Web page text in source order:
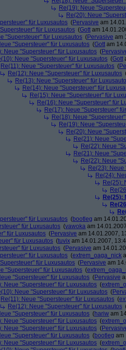
Re(19): Neue
Re(20): Neue
für Luxusautos (Pervasive am
für Luxusautos (Gott am
"Supersteuer" für Luxusautos (Pervasive am
"Supersteuer" für Luxusautos (Gott am
Neue "Supersteuer" für Luxusautos (
Neue "Supersteuer" für Luxusautos (Gott
Re(11): Neue "Supersteuer" für Luxusautos (
Re(12): Neue "Supersteuer" für Luxusautos
Re(13): Neue "Supersteuer" für
Re(14): Neue "Supersteuer" für
Re(15): Neue "Supersteuer" für
Re(16): Neue "Supersteuer" für
Re(17): Neue "Supersteuer"
Re(18): Neue
Re(19): Neue
Re(20): Neue
Re(21): Neue
Re(22): Neue
Re(21): Neue
Re(22): Neue
Re(23):
Re(24):
Re(25):
Re(25):
für Luxusautos (bootleg am
für Luxusautos (vawoka am
für Luxusautos (Pervasive am 14.01.2007,
für Luxusautos (tuvix am 14.01.2007,
für Luxusautos (Pervasive am
für Luxusautos (extrem_oaga_nick
für Luxusautos (Pervasive am
"Supersteuer" für Luxusautos (
"Supersteuer" für Luxusautos (Pervasive
Neue "Supersteuer" für Luxusautos (
Neue "Supersteuer" für Luxusautos (
Re(11): Neue "Supersteuer" für Luxusautos (
Re(12): Neue "Supersteuer" für Luxusautos
"Supersteuer" für Luxusautos (hariw am
Neue "Supersteuer" für Luxusautos (
Neue "Supersteuer" für Luxusautos (
"Supersteuer" für Luxusautos (bootleg am
Neue "Supersteuer" für Luxusautos (